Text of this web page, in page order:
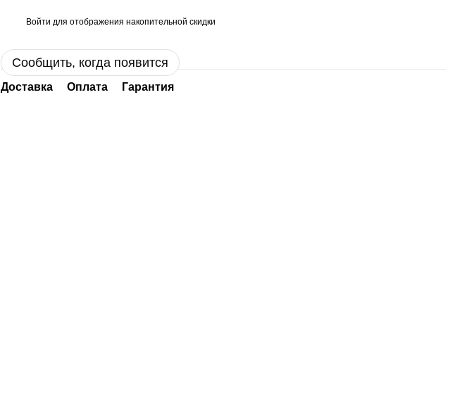
Войти для отображения накопительной скидки
Сообщить, когда появится
Доставка Оплата Гарантия